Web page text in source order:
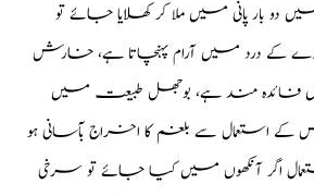
پانی میں ملا کر کھلایا جائے تو
کے درد میں آرام پہنچاتا ہے، خارش
مند ہے، بوجھل طبیعت میں
استعمال سے بلغم کا اخراج بآسانی ہو
اگر آنکھوں میں کیا جائے تو سرخی